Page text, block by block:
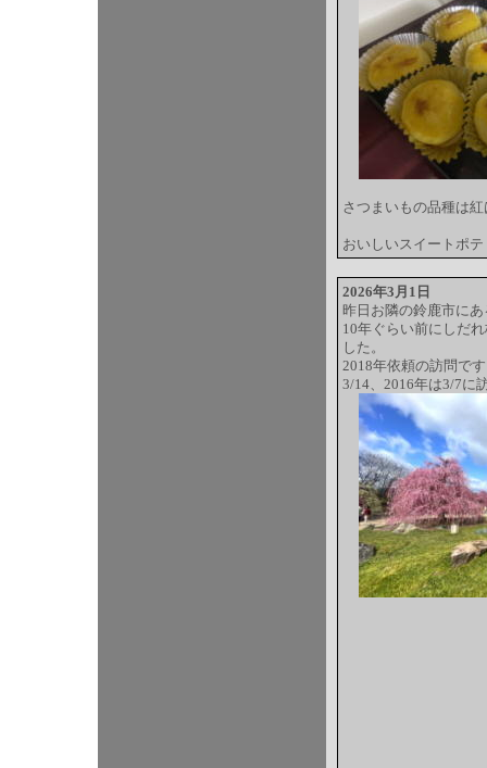
さつまいもの品種は
おいしいスイートポ
2026年3月1日
昨日お隣の鈴鹿市に
10年ぐらい前にしだ
した。
2018年依頼の訪問で
3/14、2016年は3/7に